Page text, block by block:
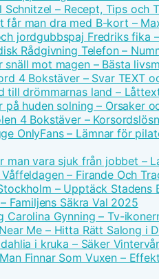
Schnitzel – Recept, Tips och
får man dra med B-kort –
jordgubbspaj Fredriks fika
Rådgivning Telefon –
snäll mot magen – Bästa
4 Bokstäver – Svar TEXT
till drömmarnas land –
på huden solning – Orsaker
4 Bokstäver –
OnlyFans – Lämnar för
man vara sjuk från jobbet –
– Firande Och
– Upptäck Stadens
Familjens Säkra Val 2025
Carolina Gynning – Tv-
Me – Hitta Rätt Salong i
i kruka – Säker
Finnar Som Vuxen –